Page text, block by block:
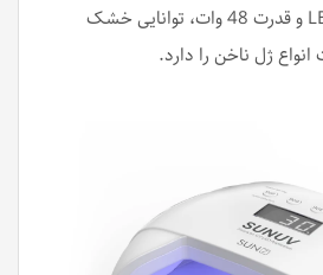
ترکیب فناوری UV و LED و قدرت 48 وات، توانایی خشک
ژل ناخن را دارد.